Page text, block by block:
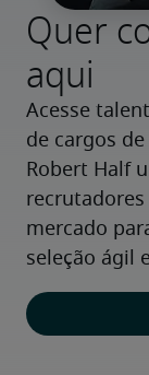
Quer
aqui
Acesse
de cargos
Robert Half
mercado
seleção ágil